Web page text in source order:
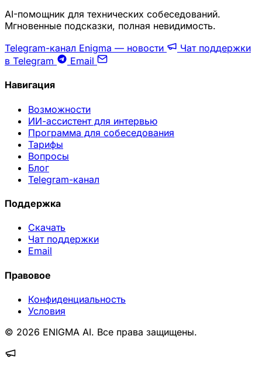
AI-помощник для технических собеседований.
Мгновенные подсказки, полная невидимость.
Telegram-канал Enigma — новости
Чат поддержки
в Telegram
Email
Навигация
Возможности
ИИ-ассистент для интервью
Программа для собеседования
Тарифы
Вопросы
Блог
Telegram-канал
Поддержка
Скачать
Чат поддержки
Email
Правовое
Конфиденциальность
Условия
© 2026 ENIGMA AI. Все права защищены.